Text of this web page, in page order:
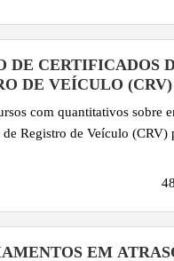
DE CERTIFICADOS
DE VEÍCULO (CRV)
com quantitativos sobre
Registro de Veículo (CRV)
EM